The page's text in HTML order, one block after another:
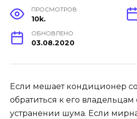
ПРОСМОТРОВ
10k.
ОБНОВЛЕНО
03.08.2020
Если мешает кондиционер
обратиться к его
устранении шума. Если